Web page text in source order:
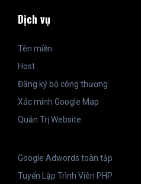
Dịch vụ
Tên miền
Host
Đăng ký bộ công thương
Xác minh Google Map
Quản Trị Website
Google Adwords toàn tập
Tuyển Lập Trình Viên PHP